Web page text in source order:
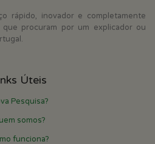
rápido, inovador e completamente
procuram por um explicador ou
Úteis
Pesquisa?
somos?
funciona?